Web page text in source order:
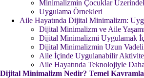
Minimalizmin Çocuklar
Uygulama Örnekleri
Aile Hayatında Dijital Minimalizm:
Dijital Minimalizm ve Aile Yaşamı
Dijital Minimalizmi Uygulamak
Dijital Minimalizmin Uzun Vadeli
Aile İçinde Uygulanabilir
Aile Hayatında Teknolojiyle
Dijital Minimalizm Nedir? Temel